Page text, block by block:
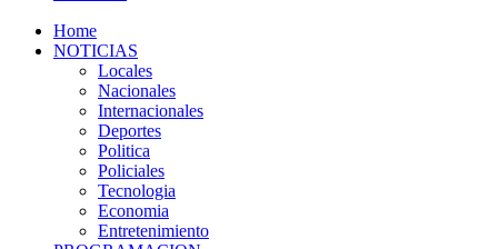
Home
NOTICIAS
Locales
Nacionales
Internacionales
Deportes
Politica
Policiales
Tecnologia
Economia
Entretenimiento